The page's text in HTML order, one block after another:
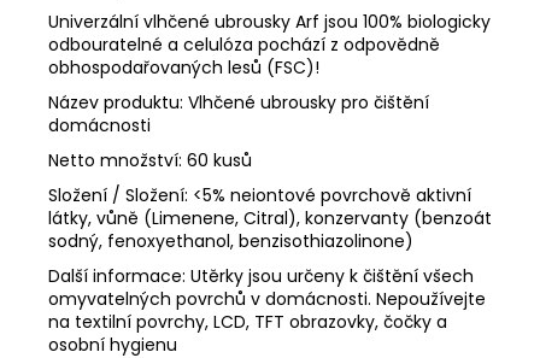
Univerzální vlhčené ubrousky Arf jsou 100% biologicky
odbouratelné a celulóza pochází z odpovědně
obhospodařovaných lesů (FSC)!
Název produktu: Vlhčené ubrousky pro čištění
domácnosti
Netto množství: 60 kusů
Složení / Složení: <5% neiontové povrchově aktivní
látky, vůně (Limenene, Citral), konzervanty (benzoát
sodný, fenoxyethanol, benzisothiazolinone)
Další informace: Utěrky jsou určeny k čištění všech
omyvatelných povrchů v domácnosti. Nepoužívejte
na textilní povrchy, LCD, TFT obrazovky, čočky a
osobní hygienu